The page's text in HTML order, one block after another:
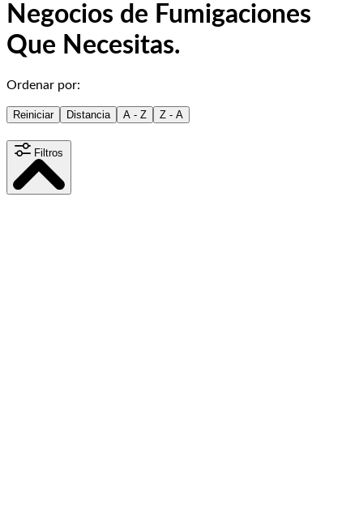
Negocios de Fumigaciones
Que Necesitas.
Ordenar por:
Reiniciar Distancia A - Z Z - A